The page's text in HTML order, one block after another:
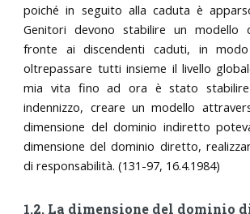
poiché in seguito alla caduta è
Genitori devono stabilire un modello
fronte ai discendenti caduti, in
oltrepassare tutti insieme il livello
mia vita fino ad ora è stato
indennizzo, creare un modello
dimensione del dominio indiretto
dimensione del dominio diretto,
di responsabilità. (131-97, 16.4.1984)
1.2. La dimensione del dominio